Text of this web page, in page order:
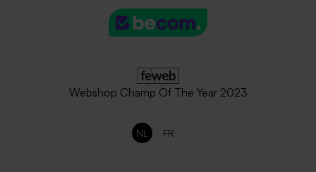
Webshop Champ Of The Year 2023
NL FR